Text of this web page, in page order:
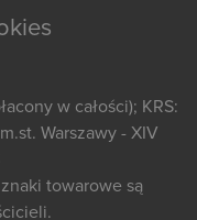
w całości); KRS:
Warszawy - XIV
towarowe są